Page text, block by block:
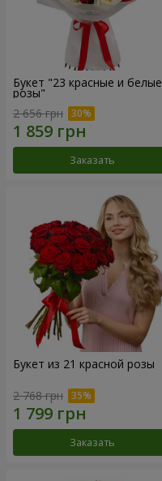
Букет "23 красные и белые
розы"
2 656 грн
Заказать
Букет из 21 красной розы
2 768 грн
Заказать